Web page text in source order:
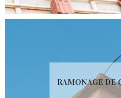
RAMONAGE DE